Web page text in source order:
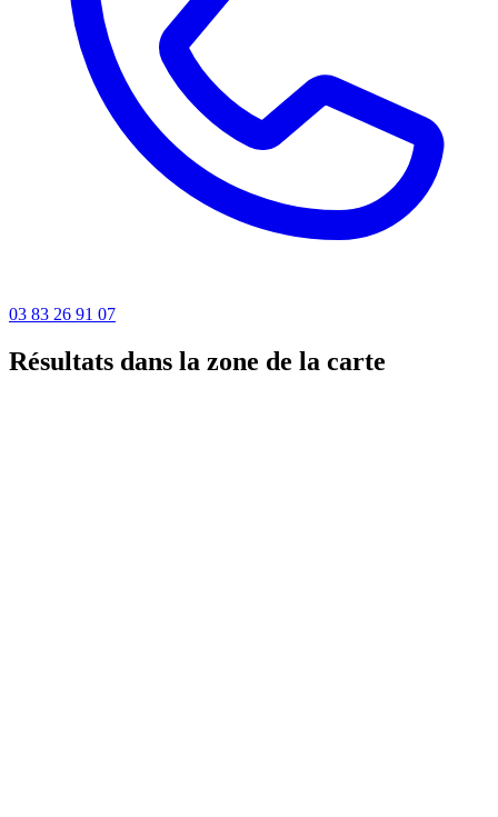
03 83 26 91 07
Résultats dans la zone de la carte